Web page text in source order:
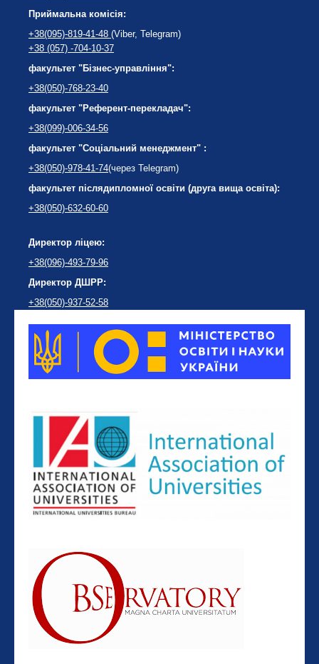
Приймальна комісія:
+38(095)-819-41-48 (Viber, Telegram)
+38 (057) -704-10-37
факультет "Бізнес-управління":
+38(050)-768-23-40
факультет "Референт-перекладач":
+38(099)-006-34-56
факультет "Соціальний менеджмент" :
+38(050)-978-41-74(через Telegram)
факультет післядипломної освіти (друга вища освіта):
+38(050)-632-60-60
Директор ліцею:
+38(096)-493-79-96
Директор ДШРР:
+38(050)-937-52-58